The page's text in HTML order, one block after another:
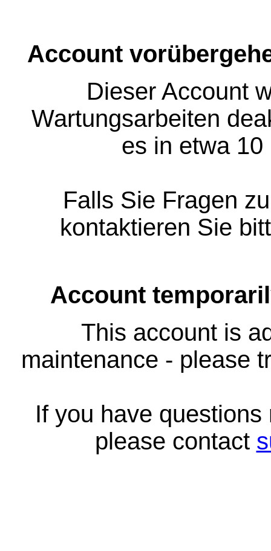
Account
Dieser Account
Wartungsarbeiten
es in etwa
Falls Sie Fragen
kontaktieren Sie
Account
This account is
maintenance - please
If you have
please contact